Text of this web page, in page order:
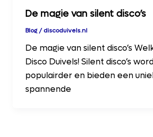
De magie van silent disco’s
Blog/ discoduivels.nl
De magie van silent disco’s
Disco Duivels! Silent disco’s
populairder en bieden een
spannende